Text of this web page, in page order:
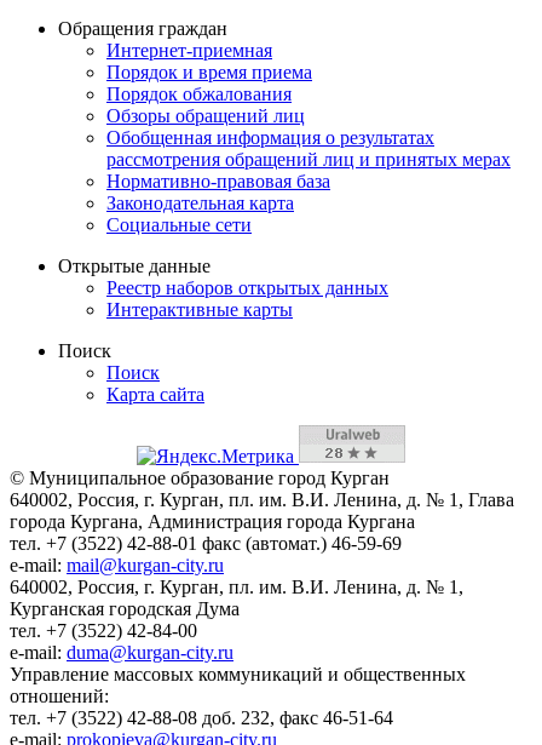
Обращения граждан
Интернет-приемная
Порядок и время приема
Порядок обжалования
Обзоры обращений лиц
Обобщенная информация о результатах
рассмотрения обращений лиц и принятых мерах
Нормативно-правовая база
Законодательная карта
Социальные сети
Открытые данные
Реестр наборов открытых данных
Интерактивные карты
Поиск
Поиск
Карта сайта
© Муниципальное образование город Курган
640002, Россия, г. Курган, пл. им. В.И. Ленина, д. № 1, Глава
города Кургана, Администрация города Кургана
тел. +7 (3522) 42-88-01 факс (автомат.) 46-59-69
e-mail: mail@kurgan-city.ru
640002, Россия, г. Курган, пл. им. В.И. Ленина, д. № 1,
Курганская городская Дума
тел. +7 (3522) 42-84-00
e-mail: duma@kurgan-city.ru
Управление массовых коммуникаций и общественных
отношений:
тел. +7 (3522) 42-88-08 доб. 232, факс 46-51-64
e-mail: prokopieva@kurgan-city.ru